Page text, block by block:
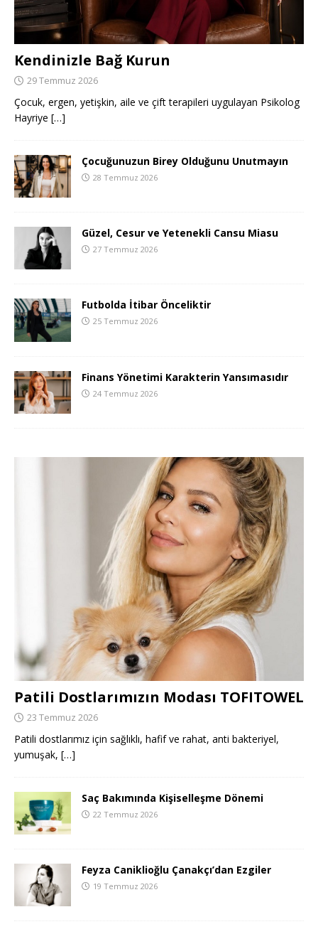
Kendinizle Bağ Kurun
29 Temmuz 2026
Çocuk, ergen, yetişkin, aile ve çift terapileri uygulayan Psikolog
Hayriye […]
Çocuğunuzun Birey Olduğunu Unutmayın
28 Temmuz 2026
Güzel, Cesur ve Yetenekli Cansu Miasu
27 Temmuz 2026
Futbolda İtibar Önceliktir
25 Temmuz 2026
Finans Yönetimi Karakterin Yansımasıdır
24 Temmuz 2026
Patili Dostlarımızın Modası TOFITOWEL
23 Temmuz 2026
Patili dostlarımız için sağlıklı, hafif ve rahat, anti bakteriyel,
yumuşak, […]
Saç Bakımında Kişiselleşme Dönemi
22 Temmuz 2026
Feyza Caniklioğlu Çanakçı’dan Ezgiler
19 Temmuz 2026